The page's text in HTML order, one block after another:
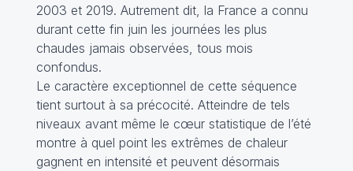
2003 et 2019. Autrement dit, la France a connu
durant cette fin juin les journées les plus
chaudes jamais observées, tous mois
confondus.
Le caractère exceptionnel de cette séquence
tient surtout à sa précocité. Atteindre de tels
niveaux avant même le cœur statistique de l’été
montre à quel point les extrêmes de chaleur
gagnent en intensité et peuvent désormais